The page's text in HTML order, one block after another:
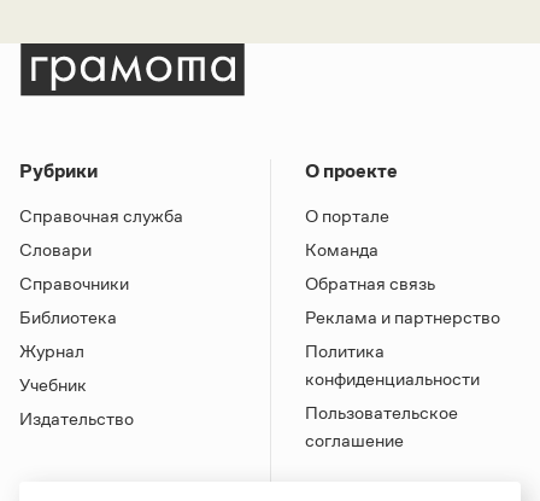
Рубрики
Справочная служба
Словари
Справочники
Библиотека
Журнал
Учебник
Издательство
О проекте
О портале
Команда
Обратная связь
Реклама и партнерство
Политика
конфиденциальности
Пользовательское
соглашение